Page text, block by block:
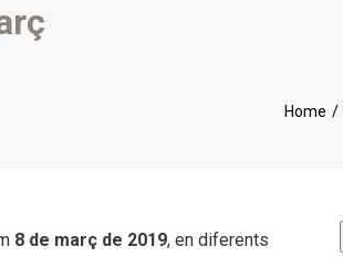
Home
8 de març de 2019, en diferents